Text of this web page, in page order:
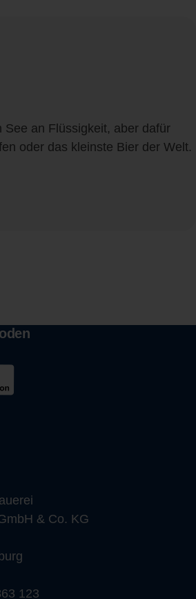
an Flüssigkeit, aber dafür
oder das kleinste Bier der Welt.
& Co. KG
123